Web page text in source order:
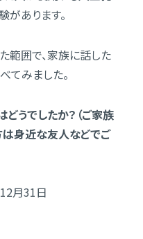
あります。
範囲で、家族に話した
てみました。
うでしたか？（ご家族
身近な友人などでご
月31日